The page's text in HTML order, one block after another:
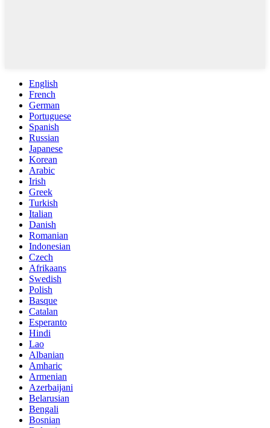
English
French
German
Portuguese
Spanish
Russian
Japanese
Korean
Arabic
Irish
Greek
Turkish
Italian
Danish
Romanian
Indonesian
Czech
Afrikaans
Swedish
Polish
Basque
Catalan
Esperanto
Hindi
Lao
Albanian
Amharic
Armenian
Azerbaijani
Belarusian
Bengali
Bosnian